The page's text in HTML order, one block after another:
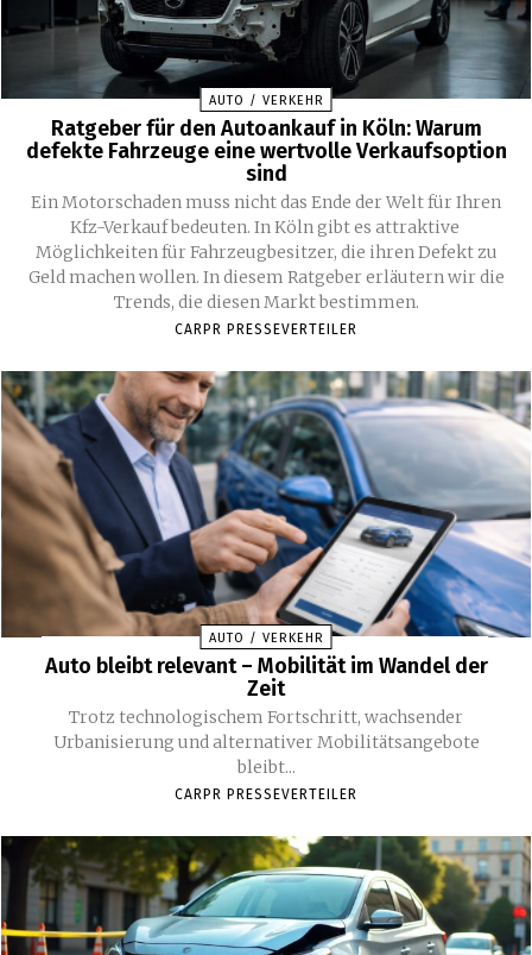
AUTO / VERKEHR
Ratgeber für den Autoankauf in Köln: Warum
defekte Fahrzeuge eine wertvolle Verkaufsoption
sind
Ein Motorschaden muss nicht das Ende der Welt für Ihren
Kfz-Verkauf bedeuten. In Köln gibt es attraktive
Möglichkeiten für Fahrzeugbesitzer, die ihren Defekt zu
Geld machen wollen. In diesem Ratgeber erläutern wir die
Trends, die diesen Markt bestimmen.
CARPR PRESSEVERTEILER
AUTO / VERKEHR
Auto bleibt relevant – Mobilität im Wandel der
Zeit
Trotz technologischem Fortschritt, wachsender
Urbanisierung und alternativer Mobilitätsangebote
bleibt...
CARPR PRESSEVERTEILER